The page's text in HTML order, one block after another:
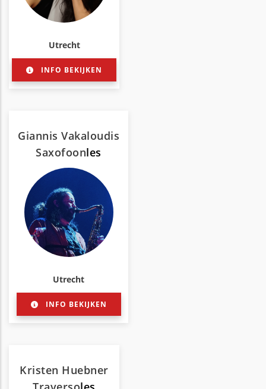
Utrecht
INFO BEKIJKEN
Giannis Vakaloudis
Saxofoonles
Utrecht
INFO BEKIJKEN
Kristen Huebner